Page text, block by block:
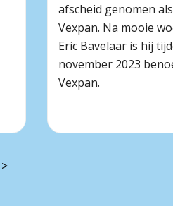
afscheid genomen
Vexpan. Na mooie
Eric Bavelaar is hij
november 2023
Vexpan.
>